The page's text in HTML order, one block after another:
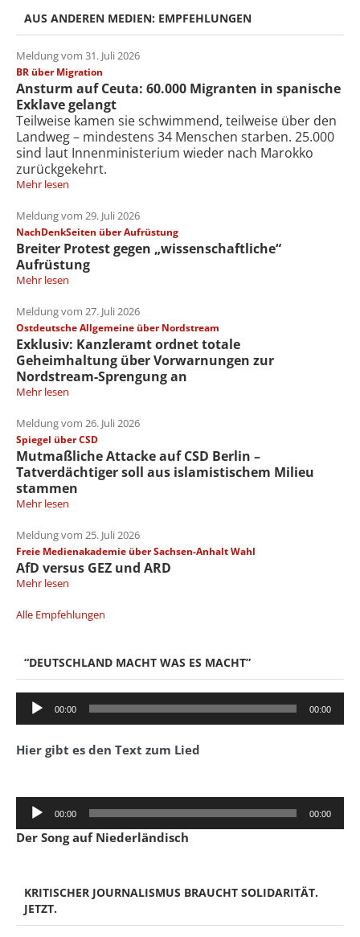
AUS ANDEREN MEDIEN: EMPFEHLUNGEN
Meldung vom 31. Juli 2026
BR über Migration
Ansturm auf Ceuta: 60.000 Migranten in spanische
Exklave gelangt
Teilweise kamen sie schwimmend, teilweise über den
Landweg – mindestens 34 Menschen starben. 25.000
sind laut Innenministerium wieder nach Marokko
zurückgekehrt.
Mehr lesen
Meldung vom 29. Juli 2026
NachDenkSeiten über Aufrüstung
Breiter Protest gegen „wissenschaftliche“
Aufrüstung
Mehr lesen
Meldung vom 27. Juli 2026
Ostdeutsche Allgemeine über Nordstream
Exklusiv: Kanzleramt ordnet totale
Geheimhaltung über Vorwarnungen zur
Nordstream-Sprengung an
Mehr lesen
Meldung vom 26. Juli 2026
Spiegel über CSD
Mutmaßliche Attacke auf CSD Berlin –
Tatverdächtiger soll aus islamistischem Milieu
stammen
Mehr lesen
Meldung vom 25. Juli 2026
Freie Medienakademie über Sachsen-Anhalt Wahl
AfD versus GEZ und ARD
Mehr lesen
Alle Empfehlungen
“DEUTSCHLAND MACHT WAS ES MACHT”
Audio-
Player
00:00 00:00
Hier gibt es den Text zum Lied
Audio-
Player
00:00 00:00
Der Song auf Niederländisch
KRITISCHER JOURNALISMUS BRAUCHT SOLIDARITÄT.
JETZT.